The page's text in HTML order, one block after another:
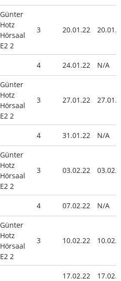
Günter
Hotz
Hörsaal
E2 2
3 20.01.22
4 24.01.22 N/A
Günter
Hotz
Hörsaal
E2 2
3 27.01.22
4 31.01.22 N/A
Günter
Hotz
Hörsaal
E2 2
3 03.02.22
4 07.02.22 N/A
Günter
Hotz
Hörsaal
E2 2
3 10.02.22
17.02.22